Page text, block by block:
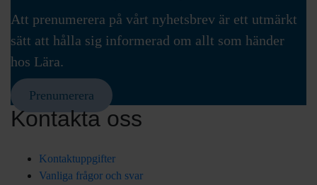
Att prenumerera på vårt nyhetsbrev är ett utmärkt
sätt att hålla sig informerad om allt som händer
hos Lära.
Prenumerera
Kontakta oss
Kontaktuppgifter
Vanliga frågor och svar